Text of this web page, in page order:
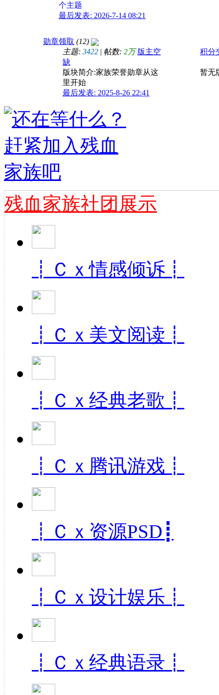
残血家族宣传图样PSD
一路相伴感谢有你-残血家族所有人
【Photoshop】YY频道755789狂欢激情吊炸
2024原创QQ空间皮肤6.0更新中
个主题
最后发表: 2026-7-14 08:21
勋章领取 (12)
主题: 3422 | 帖数: 2万 版主空
缺
版块简介:家族荣誉勋章从这
里开始
最后发表: 2025-8-26 22:41
积分
暂无
残血家族社团展示
┋Ｃｘ情感倾诉┋
┋Ｃｘ美文阅读┋
┋Ｃｘ经典老歌┋
┋Ｃｘ腾讯游戏┋
┋Ｃｘ资源PSD┋
┋Ｃｘ设计娱乐┋
┋Ｃｘ经典语录┋